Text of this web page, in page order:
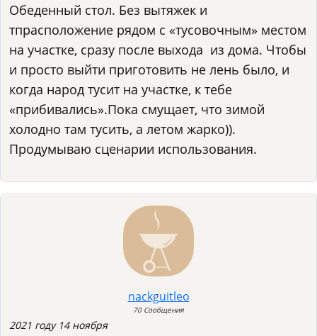
Обеденный стол. Без вытяжек и
тпрасположение рядом с «тусовочным» местом
на участке, сразу после выхода из дома. Чтобы
и просто выйти приготовить не лень было, и
когда народ тусит на участке, к тебе
«прибивались».Пока смущает, что зимой
холодно там тусить, а летом жарко)).
Продумываю сценарии использования.
nackguitleo
70 Сообщения
2021 году 14 ноября